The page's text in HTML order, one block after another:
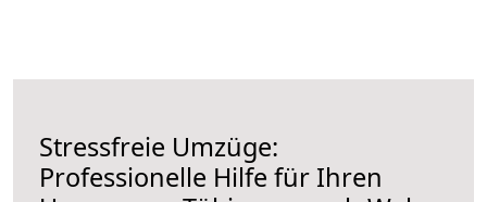
Stressfreie Umzüge:
Professionelle Hilfe für Ihren